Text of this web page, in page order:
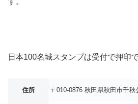
日本100名城スタンプは受付で押印で
住所 〒010-0876 秋田県秋田市千秋